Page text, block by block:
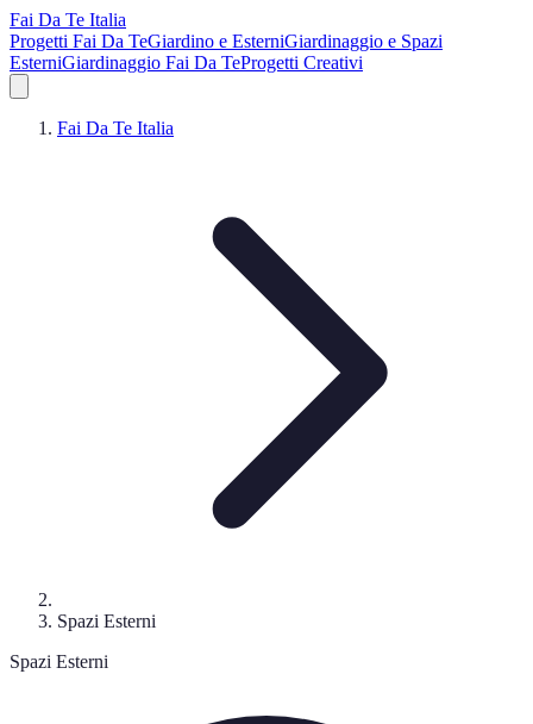
Fai Da Te Italia
Progetti Fai Da TeGiardino e EsterniGiardinaggio e Spazi
EsterniGiardinaggio Fai Da TeProgetti Creativi
Fai Da Te Italia
Spazi Esterni
Spazi Esterni